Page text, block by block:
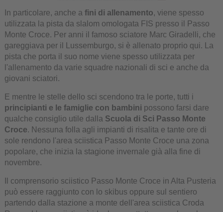
In particolare, anche a fini di allenamento, viene spesso
utilizzata la pista da slalom omologata FIS presso il Passo
Monte Croce. Per anni il famoso sciatore Marc Giradelli, che
gareggiava per il Lussemburgo, si è allenato proprio qui. La
pista che porta il suo nome viene spesso utilizzata per
l'allenamento da varie squadre nazionali di sci e anche da
giovani sciatori.
E mentre le stelle dello sci scendono tra le porte, tutti i
principianti e le famiglie con bambini possono farsi dare
qualche consiglio utile dalla Scuola di Sci Passo Monte
Croce. Nessuna folla agli impianti di risalita e tante ore di
sole rendono l'area sciistica Passo Monte Croce una zona
popolare, che inizia la stagione invernale già alla fine di
novembre.
Il comprensorio sciistico Passo Monte Croce in Alta Pusteria
può essere raggiunto con lo skibus oppure sul sentiero
partendo dalla stazione a monte dell'area sciistica Croda